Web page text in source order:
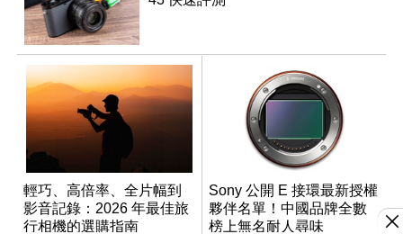
輕巧、高倍率、全片幅到
影音記錄：2026 年最佳旅
行相機的選購指南
Sony 公開 E 接環最新授權
夥伴名單！中國品牌全數
榜上無名耐人尋味